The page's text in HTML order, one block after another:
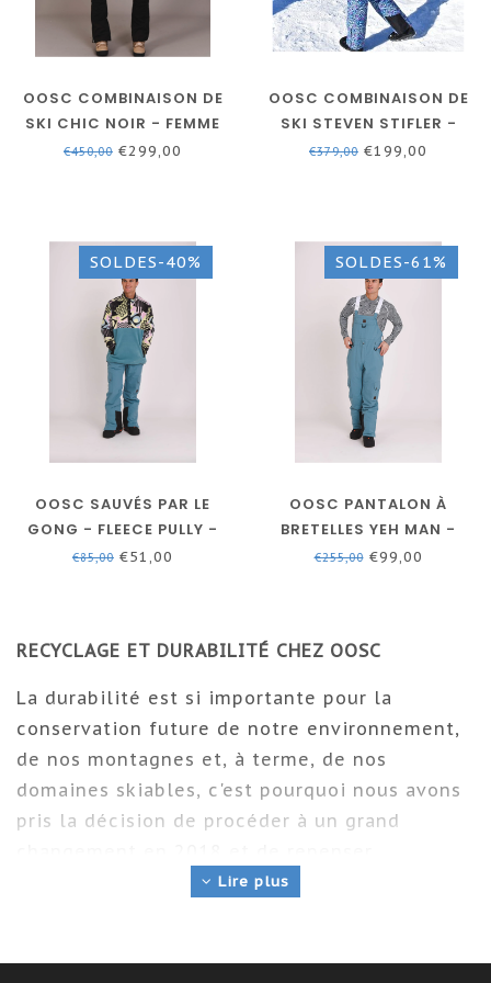
OOSC COMBINAISON DE
SKI CHIC NOIR - FEMME
€450,00 €299,00
OOSC COMBINAISON DE
SKI STEVEN STIFLER -
FEMMES
€379,00 €199,00
SOLDES-40%
OOSC SAUVÉS PAR LE
GONG - FLEECE PULLY -
UNISEXE - SARCELLE
€85,00 €51,00
SOLDES-61%
OOSC PANTALON À
BRETELLES YEH MAN -
SARCELLE
€255,00€99,00
RECYCLAGE ET DURABILITÉ CHEZ OOSC
La durabilité est si importante pour la
conservation future de notre environnement,
de nos montagnes et, à terme, de nos
domaines skiables, c'est pourquoi nous avons
pris la décision de procéder à un grand
l'ensemble de notre processus de production.
uniquement le meilleur polyester recyclé
Lire plus